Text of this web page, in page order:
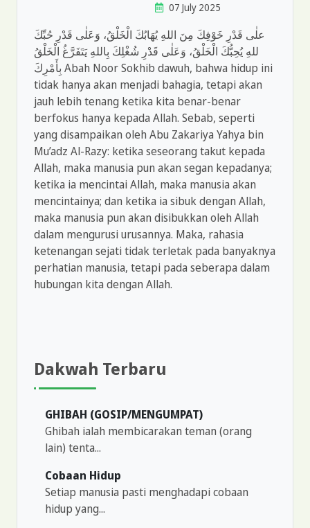
07 July 2025
علٰى قَدْرِ خَوْفِكَ مِنَ اللهِ يُهَابُكَ الْخَلْقُ، وَعَلٰى قَدْرِ حُبِّكَ
للهِ يُحِبُّكَ الْخَلْقُ، وَعَلٰى قَدْرِ شُغْلِكَ بِاللهِ يَتَفَرَّغُ الْخَلْقُ
بِأَمْرِكَ Abah Noor Sokhib dawuh, bahwa hidup ini
tidak hanya akan menjadi bahagia, tetapi akan
jauh lebih tenang ketika kita benar-benar
berfokus hanya kepada Allah. Sebab, seperti
yang disampaikan oleh Abu Zakariya Yahya bin
Mu’adz Al-Razy: ketika seseorang takut kepada
Allah, maka manusia pun akan segan kepadanya;
ketika ia mencintai Allah, maka manusia akan
mencintainya; dan ketika ia sibuk dengan Allah,
maka manusia pun akan disibukkan oleh Allah
dalam mengurusi urusannya. Maka, rahasia
ketenangan sejati tidak terletak pada banyaknya
perhatian manusia, tetapi pada seberapa dalam
hubungan kita dengan Allah.
Dakwah Terbaru
GHIBAH (GOSIP/MENGUMPAT)
Ghibah ialah membicarakan teman (orang
lain) tenta...
Cobaan Hidup
Setiap manusia pasti menghadapi cobaan
hidup yang...